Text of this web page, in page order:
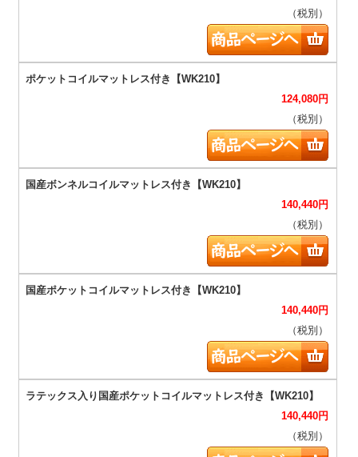
（税別）
124,080円
（税別）
140,440円
（税別）
140,440円
（税別）
140,440円
（税別）